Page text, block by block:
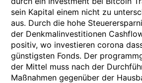
sein Kapital einem nicht zu
aus. Durch die hohe
der Denkmalinvestitionen
positiv, wo investieren corona
günstigsten Fonds. Der
der Mittel muss nach der
Maßnahmen gegenüber der